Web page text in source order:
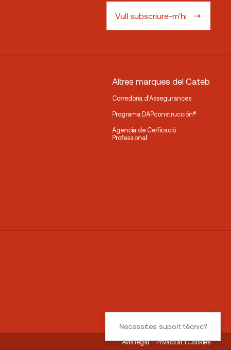
Vull subscriure-m'hi
Altres marques del Cateb
Corredoria d’Assegurances
Programa DAPconstrucción®
Agencia de Cerficació
Professional
Avís legal Privacitat i Cookies
Necessites suport tècnic?